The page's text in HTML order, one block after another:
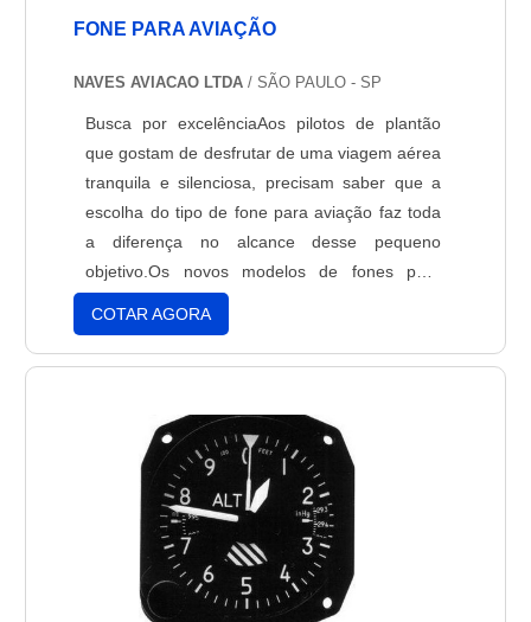
FONE PARA AVIAÇÃO
NAVES AVIACAO LTDA / SÃO PAULO - SP
Busca por excelênciaAos pilotos de plantão
que gostam de desfrutar de uma viagem aérea
tranquila e silenciosa, precisam saber que a
escolha do tipo de fone para aviação faz toda
a diferença no alcance desse pequeno
objetivo.Os novos modelos de fones para
aviação fornecidos no mercado conquistam
cada vez mais o coração de quem vive nas
alturas ao oferecer alta tecnologia em um
item que não pode falta....
COTAR AGORA